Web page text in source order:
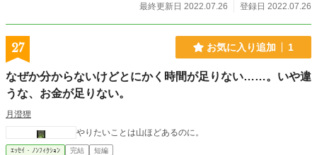
最終更新日 2022.07.26
登録日 2022.07.26
27 お気に入り追加 1
なぜか分からないけどとにかく時間が足りない……。いや違
うな、お金が足りない。
月澄狸
やりたいことは山ほどあるのに。
ｴｯｾｲ・ﾉﾝﾌｨｸｼｮﾝ 完結 短編